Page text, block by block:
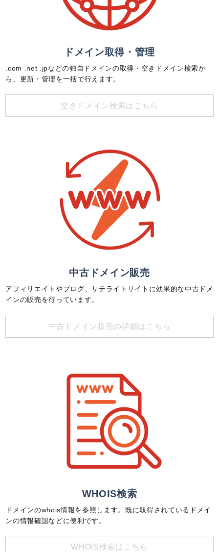
ドメイン取得・管理
.com .net .jpなどの独自ドメインの取得・空きドメイン検索か
ら、更新・管理を一括で行えます。
空きドメイン検索はこちら
中古ドメイン販売
アフィリエイトやブログ、サテライトサイトに効果的な中古ドメ
インの販売を行っています。
中古ドメイン販売の詳細はこちら
WHOIS検索
ドメインのwhois情報を参照します。既に取得されているドメイ
ンの情報確認などに便利です。
WHOIS検索はこちら